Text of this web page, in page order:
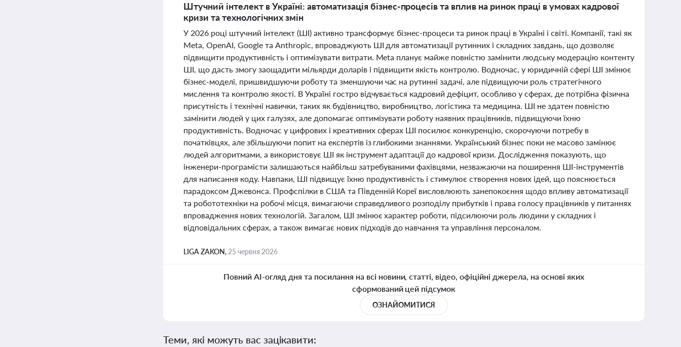
Штучний інтелект в Україні: автоматизація бізнес-процесів та вплив на ринок праці в умовах кадрової
кризи та технологічних змін
У 2026 році штучний інтелект (ШІ) активно трансформує бізнес-процеси та ринок праці в Україні і світі. Компанії, такі як
Meta, OpenAI, Google та Anthropic, впроваджують ШІ для автоматизації рутинних і складних завдань, що дозволяє
підвищити продуктивність і оптимізувати витрати. Meta планує майже повністю замінити людську модерацію контенту
ШІ, що дасть змогу заощадити мільярди доларів і підвищити якість контролю. Водночас, у юридичній сфері ШІ змінює
бізнес-моделі, пришвидшуючи роботу та зменшуючи час на рутинні задачі, але підвищуючи роль стратегічного
мислення та контролю якості. В Україні гостро відчувається кадровий дефіцит, особливо у сферах, де потрібна фізична
присутність і технічні навички, таких як будівництво, виробництво, логістика та медицина. ШІ не здатен повністю
замінити людей у цих галузях, але допомагає оптимізувати роботу наявних працівників, підвищуючи їхню
продуктивність. Водночас у цифрових і креативних сферах ШІ посилює конкуренцію, скорочуючи потребу в
початківцях, але збільшуючи попит на експертів із глибокими знаннями. Український бізнес поки не масово замінює
людей алгоритмами, а використовує ШІ як інструмент адаптації до кадрової кризи. Дослідження показують, що
інженери-програмісти залишаються найбільш затребуваними фахівцями, незважаючи на поширення ШІ-інструментів
для написання коду. Навпаки, ШІ підвищує їхню продуктивність і стимулює створення нових ідей, що пояснюється
парадоксом Джевонса. Профспілки в США та Південній Кореї висловлюють занепокоєння щодо впливу автоматизації
та робототехніки на робочі місця, вимагаючи справедливого розподілу прибутків і права голосу працівників у питаннях
впровадження нових технологій. Загалом, ШІ змінює характер роботи, підсилюючи роль людини у складних і
відповідальних сферах, а також вимагає нових підходів до навчання та управління персоналом.
LIGA ZAKON, 25 червня 2026
Повний AI-огляд дня та посилання на всі новини, статті, відео, офіційні джерела, на основі яких
сформований цей підсумок
ОЗНАЙОМИТИСЯ
Теми, які можуть вас зацікавити: